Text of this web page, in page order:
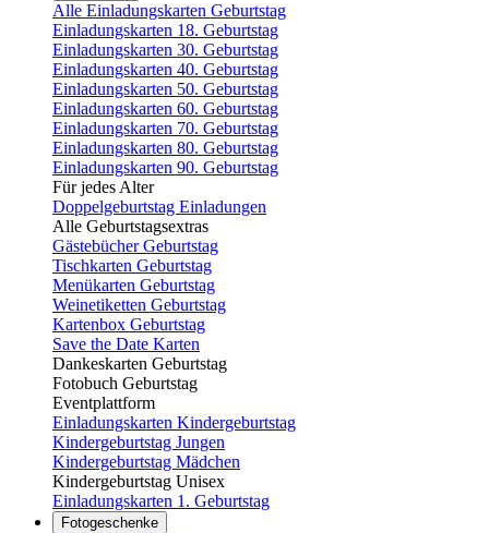
Alle Einladungskarten Geburtstag
Einladungskarten 18. Geburtstag
Einladungskarten 30. Geburtstag
Einladungskarten 40. Geburtstag
Einladungskarten 50. Geburtstag
Einladungskarten 60. Geburtstag
Einladungskarten 70. Geburtstag
Einladungskarten 80. Geburtstag
Einladungskarten 90. Geburtstag
Für jedes Alter
Doppelgeburtstag Einladungen
Alle Geburtstagsextras
Gästebücher Geburtstag
Tischkarten Geburtstag
Menükarten Geburtstag
Weinetiketten Geburtstag
Kartenbox Geburtstag
Save the Date Karten
Dankeskarten Geburtstag
Fotobuch Geburtstag
Eventplattform
Einladungskarten Kindergeburtstag
Kindergeburtstag Jungen
Kindergeburtstag Mädchen
Kindergeburtstag Unisex
Einladungskarten 1. Geburtstag
Fotogeschenke